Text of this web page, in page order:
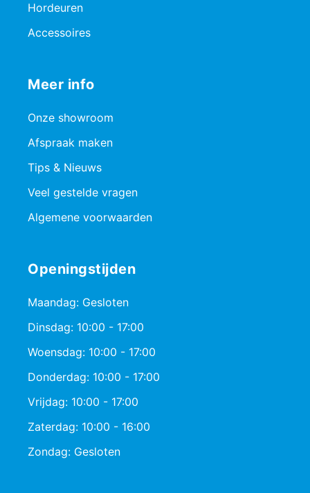
Hordeuren
Accessoires
Meer info
Onze showroom
Afspraak maken
Tips & Nieuws
Veel gestelde vragen
Algemene voorwaarden
Openingstijden
Maandag: Gesloten
Dinsdag: 10:00 - 17:00
Woensdag: 10:00 - 17:00
Donderdag: 10:00 - 17:00
Vrijdag: 10:00 - 17:00
Zaterdag: 10:00 - 16:00
Zondag: Gesloten